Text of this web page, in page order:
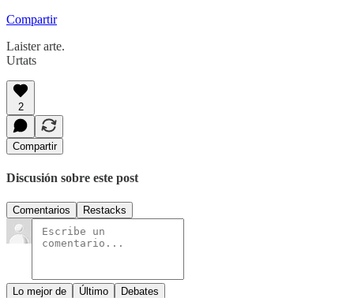
Compartir
Laister arte.
Urtats
2
Compartir
Discusión sobre este post
Comentarios Restacks
Lo mejor de Último Debates